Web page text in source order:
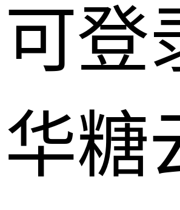
可登
华糖